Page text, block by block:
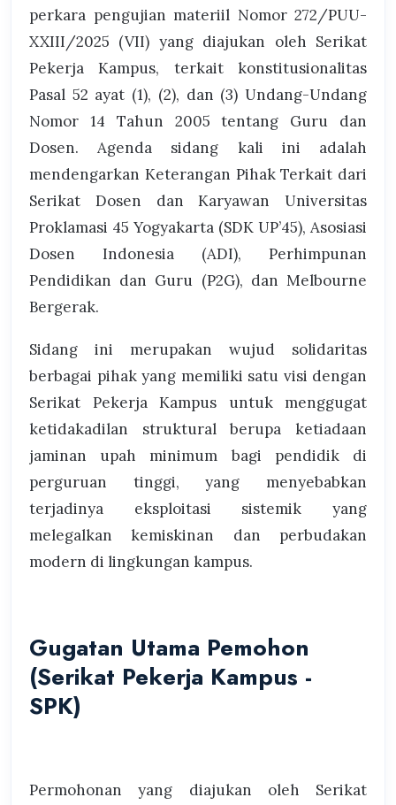
perkara pengujian materiil Nomor 272/PUU-
XXIII/2025 (VII) yang diajukan oleh Serikat
Pekerja Kampus, terkait konstitusionalitas
Pasal 52 ayat (1), (2), dan (3) Undang-Undang
Nomor 14 Tahun 2005 tentang Guru dan
Dosen. Agenda sidang kali ini adalah
mendengarkan Keterangan Pihak Terkait dari
Serikat Dosen dan Karyawan Universitas
Proklamasi 45 Yogyakarta (SDK UP’45), Asosiasi
Dosen Indonesia (ADI), Perhimpunan
Pendidikan dan Guru (P2G), dan Melbourne
Bergerak.
Sidang ini merupakan wujud solidaritas
berbagai pihak yang memiliki satu visi dengan
Serikat Pekerja Kampus untuk menggugat
ketidakadilan struktural berupa ketiadaan
jaminan upah minimum bagi pendidik di
perguruan tinggi, yang menyebabkan
terjadinya eksploitasi sistemik yang
melegalkan kemiskinan dan perbudakan
modern di lingkungan kampus.
Gugatan Utama Pemohon
(Serikat Pekerja Kampus -
SPK)
Permohonan yang diajukan oleh Serikat